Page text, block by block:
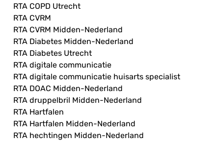
RTA COPD Utrecht
RTA CVRM
RTA CVRM Midden-Nederland
RTA Diabetes Midden-Nederland
RTA Diabetes Utrecht
RTA digitale communicatie
RTA digitale communicatie huisarts specialist
RTA DOAC Midden-Nederland
RTA druppelbril Midden-Nederland
RTA Hartfalen
RTA Hartfalen Midden-Nederland
RTA hechtingen Midden-Nederland